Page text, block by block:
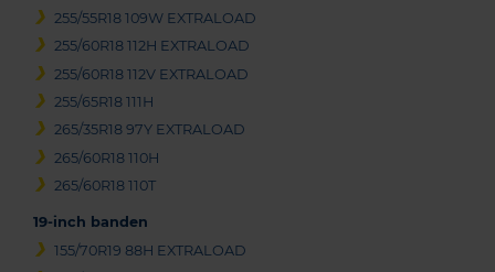
255/55R18 109W EXTRALOAD
255/60R18 112H EXTRALOAD
255/60R18 112V EXTRALOAD
255/65R18 111H
265/35R18 97Y EXTRALOAD
265/60R18 110H
265/60R18 110T
19-inch banden
155/70R19 88H EXTRALOAD